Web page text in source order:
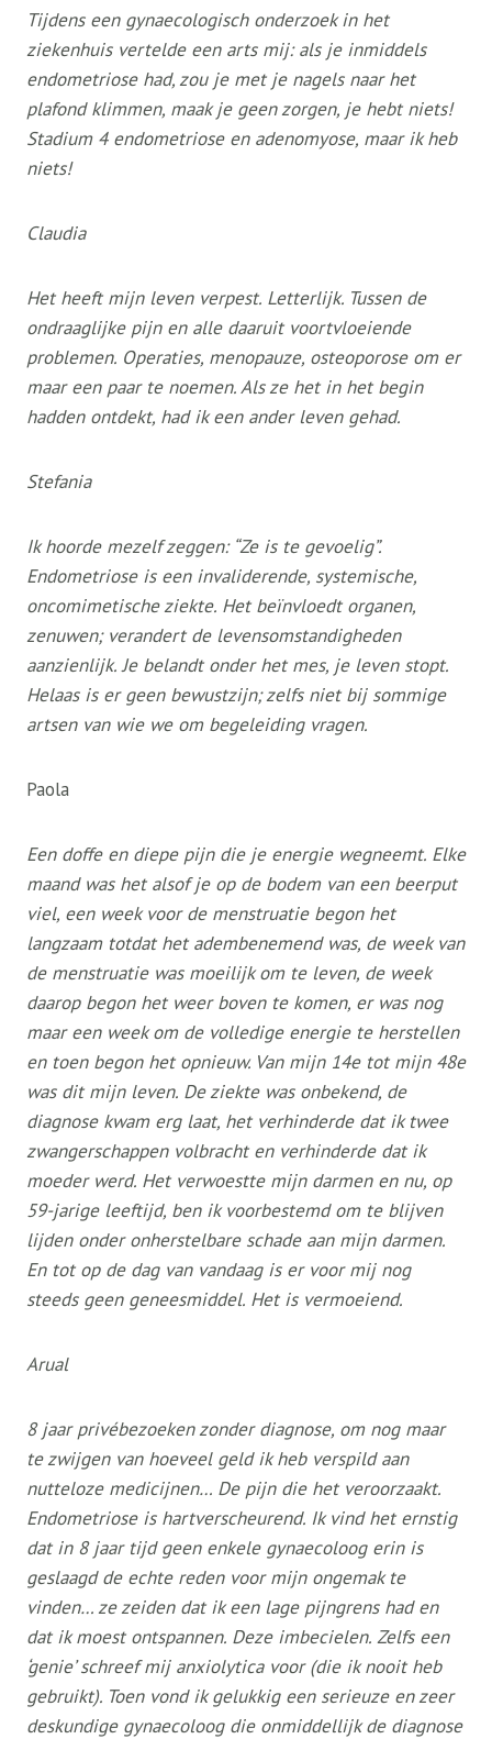
Tijdens een gynaecologisch onderzoek in het
ziekenhuis vertelde een arts mij: als je inmiddels
endometriose had, zou je met je nagels naar het
plafond klimmen, maak je geen zorgen, je hebt niets!
Stadium 4 endometriose en adenomyose, maar ik heb
niets!
Claudia
Het heeft mijn leven verpest. Letterlijk. Tussen de
ondraaglijke pijn en alle daaruit voortvloeiende
problemen. Operaties, menopauze, osteoporose om er
maar een paar te noemen. Als ze het in het begin
hadden ontdekt, had ik een ander leven gehad.
Stefania
Ik hoorde mezelf zeggen: “Ze is te gevoelig”.
Endometriose is een invaliderende, systemische,
oncomimetische ziekte. Het beïnvloedt organen,
zenuwen; verandert de levensomstandigheden
aanzienlijk. Je belandt onder het mes, je leven stopt.
Helaas is er geen bewustzijn; zelfs niet bij sommige
artsen van wie we om begeleiding vragen.
Paola
Een doffe en diepe pijn die je energie wegneemt. Elke
maand was het alsof je op de bodem van een beerput
viel, een week voor de menstruatie begon het
langzaam totdat het adembenemend was, de week van
de menstruatie was moeilijk om te leven, de week
daarop begon het weer boven te komen, er was nog
maar een week om de volledige energie te herstellen
en toen begon het opnieuw. Van mijn 14e tot mijn 48e
was dit mijn leven. De ziekte was onbekend, de
diagnose kwam erg laat, het verhinderde dat ik twee
zwangerschappen volbracht en verhinderde dat ik
moeder werd. Het verwoestte mijn darmen en nu, op
59-jarige leeftijd, ben ik voorbestemd om te blijven
lijden onder onherstelbare schade aan mijn darmen.
En tot op de dag van vandaag is er voor mij nog
steeds geen geneesmiddel. Het is vermoeiend.
Arual
8 jaar privébezoeken zonder diagnose, om nog maar
te zwijgen van hoeveel geld ik heb verspild aan
nutteloze medicijnen… De pijn die het veroorzaakt.
Endometriose is hartverscheurend. Ik vind het ernstig
dat in 8 jaar tijd geen enkele gynaecoloog erin is
geslaagd de echte reden voor mijn ongemak te
vinden… ze zeiden dat ik een lage pijngrens had en
dat ik moest ontspannen. Deze imbecielen. Zelfs een
‘genie’ schreef mij anxiolytica voor (die ik nooit heb
gebruikt). Toen vond ik gelukkig een serieuze en zeer
deskundige gynaecoloog die onmiddellijk de diagnose